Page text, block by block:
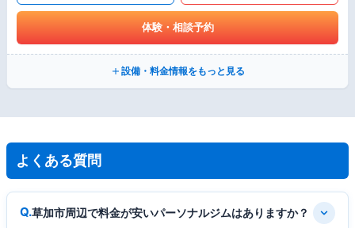
体験・相談予約
設備・料金情報をもっと見る
よくある質問
草加市周辺で料金が安いパーソナルジムはありますか？